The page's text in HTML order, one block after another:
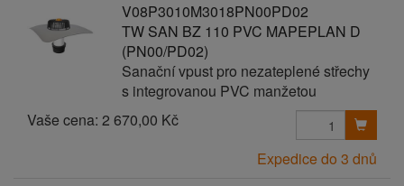
V08P3010M3018PN00PD02
TW SAN BZ 110 PVC MAPEPLAN D
(PN00/PD02)
Sanační vpust pro nezateplené střechy
s integrovanou PVC manžetou
Vaše cena: 2 670,00 Kč
Expedice do 3 dnů